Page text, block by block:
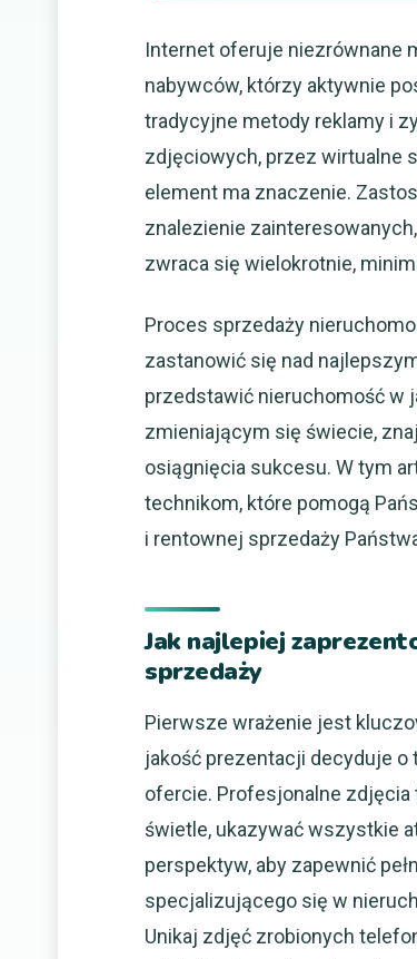
Internet oferuje niezrównane
nabywców, którzy aktywnie
tradycyjne metody reklamy i
zdjęciowych, przez wirtualne
element ma znaczenie.
znalezienie
zwraca się wielokrotnie,
Proces sprzedaży
zastanowić się nad
przedstawić nieruchomość w
zmieniającym się świecie,
osiągnięcia sukcesu. W tym
technikom, które pomogą
i rentownej sprzedaży
Jak najlepiej
sprzedaży
Pierwsze wrażenie jest
jakość prezentacji decyduje o
ofercie. Profesjonalne zdjęcia
świetle, ukazywać wszystkie
perspektyw, aby zapewnić
specjalizującego się w
Unikaj zdjęć zrobionych